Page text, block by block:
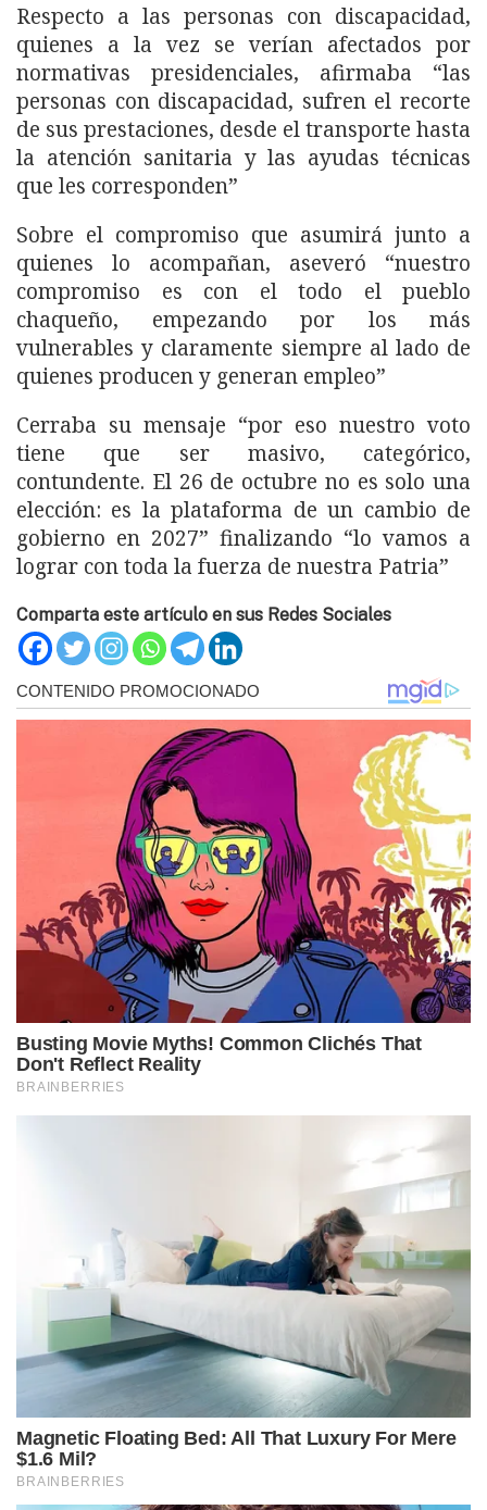
Respecto a las personas con discapacidad,
quienes a la vez se verían afectados por
normativas presidenciales, afirmaba “las
personas con discapacidad, sufren el recorte
de sus prestaciones, desde el transporte hasta
la atención sanitaria y las ayudas técnicas
que les corresponden”
Sobre el compromiso que asumirá junto a
quienes lo acompañan, aseveró “nuestro
compromiso es con el todo el pueblo
chaqueño, empezando por los más
vulnerables y claramente siempre al lado de
quienes producen y generan empleo”
Cerraba su mensaje “por eso nuestro voto
tiene que ser masivo, categórico,
contundente. El 26 de octubre no es solo una
elección: es la plataforma de un cambio de
gobierno en 2027” finalizando “lo vamos a
lograr con toda la fuerza de nuestra Patria”
Comparta este artículo en sus Redes Sociales